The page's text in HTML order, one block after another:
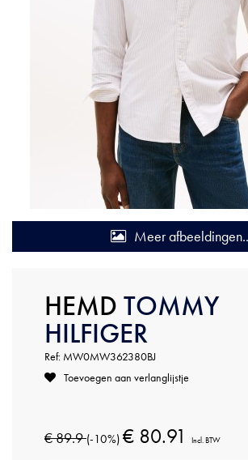
Meer
HEMD TOMMY
HILFIGER
Ref: MW0MW362380BJ
Toevoegen aan verlanglijstje
€ 89.9(-10%) € 80.91 Incl. BTW